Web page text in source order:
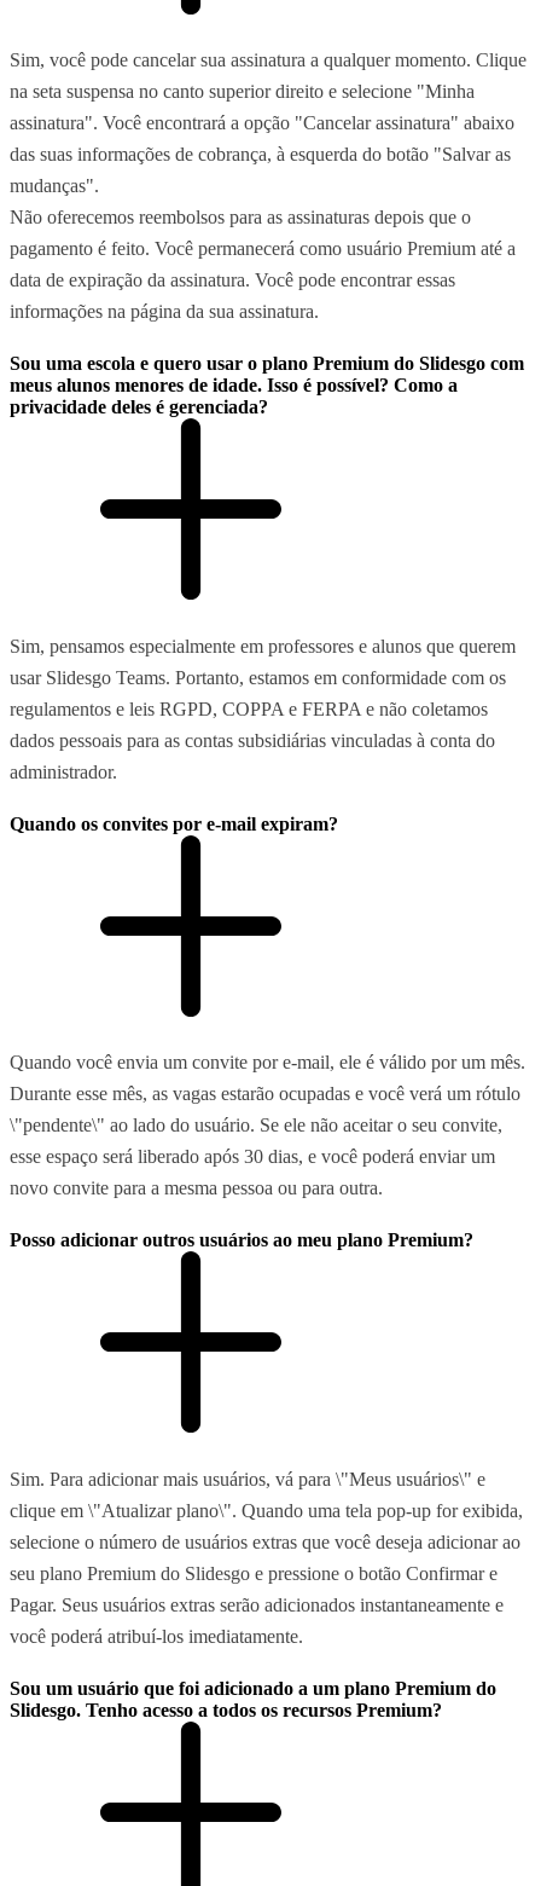
Sim, você pode cancelar sua assinatura a qualquer momento. Clique
na seta suspensa no canto superior direito e selecione "Minha
assinatura". Você encontrará a opção "Cancelar assinatura" abaixo
das suas informações de cobrança, à esquerda do botão "Salvar as
mudanças".
Não oferecemos reembolsos para as assinaturas depois que o
pagamento é feito. Você permanecerá como usuário Premium até a
data de expiração da assinatura. Você pode encontrar essas
informações na página da sua assinatura.
Sou uma escola e quero usar o plano Premium do Slidesgo com
meus alunos menores de idade. Isso é possível? Como a
privacidade deles é gerenciada?
Sim, pensamos especialmente em professores e alunos que querem
usar Slidesgo Teams. Portanto, estamos em conformidade com os
regulamentos e leis RGPD, COPPA e FERPA e não coletamos
dados pessoais para as contas subsidiárias vinculadas à conta do
administrador.
Quando os convites por e-mail expiram?
Quando você envia um convite por e-mail, ele é válido por um mês.
Durante esse mês, as vagas estarão ocupadas e você verá um rótulo
\"pendente\" ao lado do usuário. Se ele não aceitar o seu convite,
esse espaço será liberado após 30 dias, e você poderá enviar um
novo convite para a mesma pessoa ou para outra.
Posso adicionar outros usuários ao meu plano Premium?
Sim. Para adicionar mais usuários, vá para \"Meus usuários\" e
clique em \"Atualizar plano\". Quando uma tela pop-up for exibida,
selecione o número de usuários extras que você deseja adicionar ao
seu plano Premium do Slidesgo e pressione o botão Confirmar e
Pagar. Seus usuários extras serão adicionados instantaneamente e
você poderá atribuí-los imediatamente.
Sou um usuário que foi adicionado a um plano Premium do
Slidesgo. Tenho acesso a todos os recursos Premium?